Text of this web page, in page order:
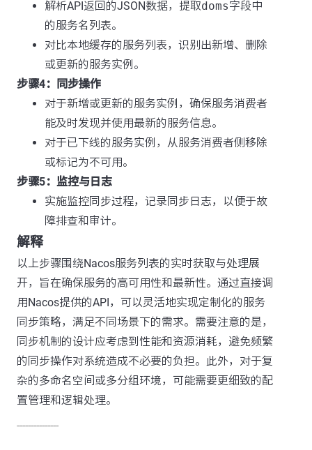
解析API返回的JSON数据，提取doms字段中
的服务名列表。
对比本地缓存的服务列表，识别出新增、删除
或更新的服务实例。
步骤4：同步操作
对于新增或更新的服务实例，确保服务消费者
能及时发现并使用最新的服务信息。
对于已下线的服务实例，从服务消费者侧移除
或标记为不可用。
步骤5：监控与日志
实施监控同步过程，记录同步日志，以便于故
障排查和审计。
解释
以上步骤围绕Nacos服务列表的实时获取与处理展
开，旨在确保服务的高可用性和最新性。通过直接调
用Nacos提供的API，可以灵活地实现定制化的服务
同步策略，满足不同场景下的需求。需要注意的是，
同步机制的设计应考虑到性能和资源消耗，避免频繁
的同步操作对系统造成不必要的负担。此外，对于复
杂的多命名空间或多分组环境，可能需要更细致的配
置管理和逻辑处理。
---------------